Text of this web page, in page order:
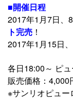
■開催日程
2017年1月7日、
ト完売 ！
2017年1月15日
各日18:00～ ピ
販売価格：4,000
※サンリオピュー